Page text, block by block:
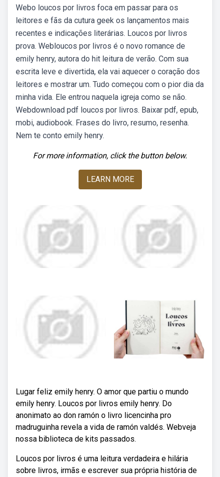
Webo loucos por livros foca em passar para os
leitores e fãs da cutura geek os lançamentos mais
recentes e indicações literárias. Loucos por livros
prova. Webloucos por livros é o novo romance de
emily henry, autora do hit leitura de verão. Com sua
escrita leve e divertida, ela vai aquecer o coração dos
leitores e mostrar um. Tudo começou com o pior dia da
minha vida. Ele entrou naquela igreja como se não.
Webdownload pdf loucos por livros. Baixar pdf, epub,
mobi, audiobook. Frases do livro, resumo, resenha.
Nem te conto emily henry.
For more information, click the button below.
LEARN MORE
Lugar feliz emily henry. O amor que partiu o mundo
emily henry. Loucos por livros emily henry. Do
anonimato ao don ramón o livro licencinha pro
madruguinha revela a vida de ramón valdés. Webveja
nossa biblioteca de kits passados.
Loucos por livros é uma leitura verdadeira e hilária
sobre livros, irmãs e escrever sua própria história de